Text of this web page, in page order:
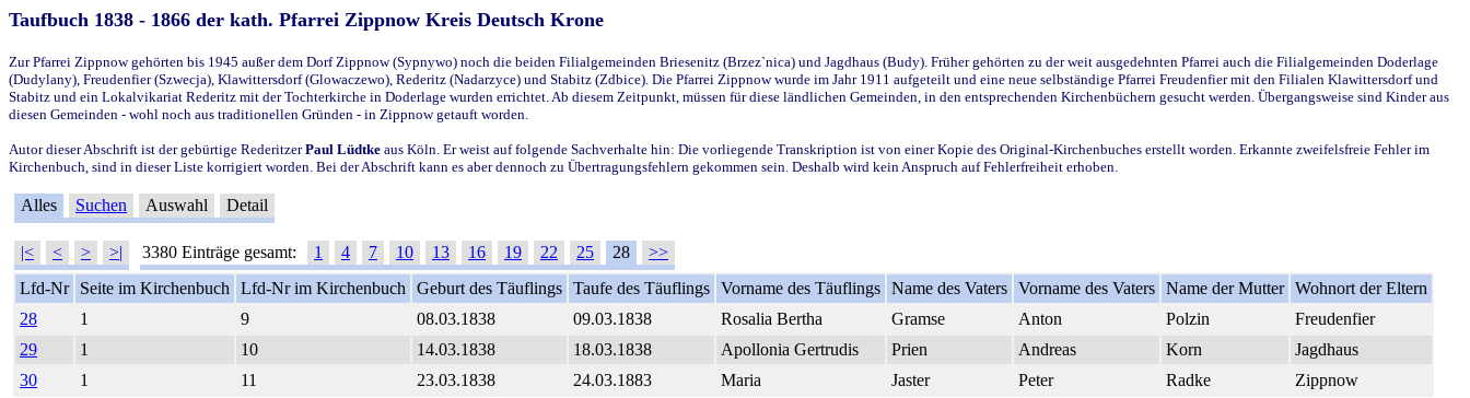
Taufbuch 1838 - 1866 der kath. Pfarrei Zippnow Kreis Deutsch Krone
Zur Pfarrei Zippnow gehörten bis 1945 außer dem Dorf Zippnow (Sypnywo) noch die beiden Filialgemeinden Briesenitz (Brzez`nica) und Jagdhaus (Budy). Früher gehörten zu der weit ausgedehnten Pfarrei auch die Filialgemeinden Doderlage
(Dudylany), Freudenfier (Szwecja), Klawittersdorf (Glowaczewo), Rederitz (Nadarzyce) und Stabitz (Zdbice). Die Pfarrei Zippnow wurde im Jahr 1911 aufgeteilt und eine neue selbständige Pfarrei Freudenfier mit den Filialen Klawittersdorf und
Stabitz und ein Lokalvikariat Rederitz mit der Tochterkirche in Doderlage wurden errichtet. Ab diesem Zeitpunkt, müssen für diese ländlichen Gemeinden, in den entsprechenden Kirchenbüchern gesucht werden. Übergangsweise sind Kinder aus
diesen Gemeinden - wohl noch aus traditionellen Gründen - in Zippnow getauft worden.
Autor dieser Abschrift ist der gebürtige RederitzerPaul Lüdtke aus Köln. Er weist auf folgende Sachverhalte hin: Die vorliegende Transkription ist von einer Kopie des Original-Kirchenbuches erstellt worden. Erkannte zweifelsfreie Fehler im
Kirchenbuch, sind in dieser Liste korrigiert worden. Bei der Abschrift kann es aber dennoch zu Übertragungsfehlern gekommen sein. Deshalb wird kein Anspruch auf Fehlerfreiheit erhoben.
Alles Suchen Auswahl Detail
|< < > >| 3380 Einträge gesamt: 1 4 7 10 13 16 19 22 25 28
>>
Lfd-Nr
Seite im Kirchenbuch Lfd-Nr im Kirchenbuch Geburt des Täuflings Taufe des Täuflings Vorname des Täuflings Name des Vaters Vorname des Vaters Name der Mutter Wohnort der Eltern
28
1 9 08.03.1838 09.03.1838 Rosalia Bertha Gramse Anton Polzin
Freudenfier
29
1 10 14.03.1838 18.03.1838 Apollonia Gertrudis Prien Andreas Korn
Jagdhaus
30
1 11 23.03.1838 24.03.1883 Maria Jaster Peter Radke Zippnow